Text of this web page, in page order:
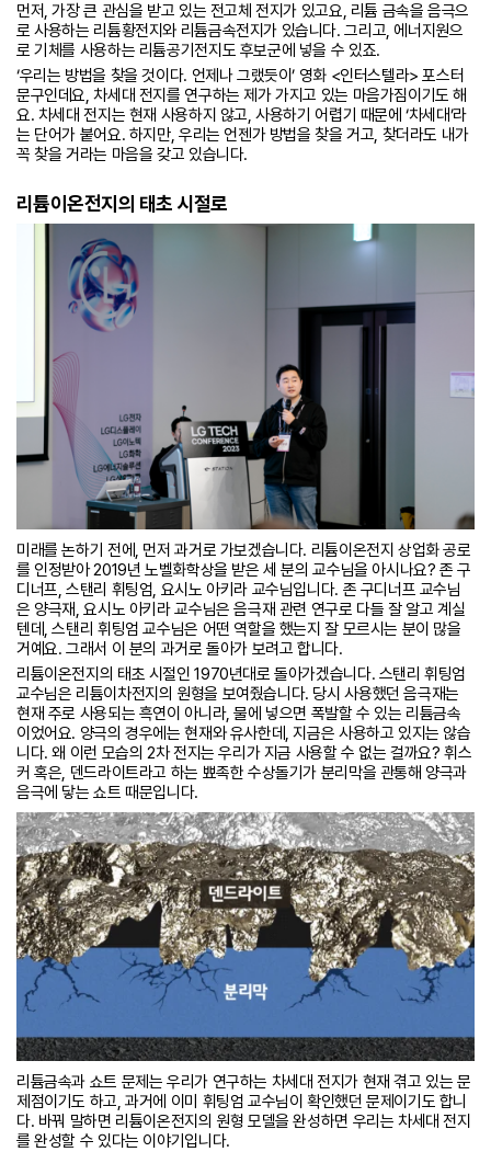
먼저, 가장 큰 관심을 받고 있는 전고체 전지가 있고요, 리튬 금속을 음극으
로 사용하는 리튬황전지와 리튬금속전지가 있습니다. 그리고, 에너지원으
로 기체를 사용하는 리튬공기전지도 후보군에 넣을 수 있죠.
‘우리는 방법을 찾을 것이다. 언제나 그랬듯이’ 영화 <인터스텔라> 포스터
문구인데요, 차세대 전지를 연구하는 제가 가지고 있는 마음가짐이기도 해
요. 차세대 전지는 현재 사용하지 않고, 사용하기 어렵기 때문에 ‘차세대’라
는 단어가 붙어요. 하지만, 우리는 언젠가 방법을 찾을 거고, 찾더라도 내가
꼭 찾을 거라는 마음을 갖고 있습니다.
리튬이온전지의 태초 시절로
미래를 논하기 전에, 먼저 과거로 가보겠습니다. 리튬이온전지 상업화 공로
를 인정받아 2019년 노벨화학상을 받은 세 분의 교수님을 아시나요? 존 구
디너프, 스탠리 휘팅엄, 요시노 아키라 교수님입니다. 존 구디너프 교수님
은 양극재, 요시노 아키라 교수님은 음극재 관련 연구로 다들 잘 알고 계실
텐데, 스탠리 휘팅엄 교수님은 어떤 역할을 했는지 잘 모르시는 분이 많을
거예요. 그래서 이 분의 과거로 돌아가 보려고 합니다.
리튬이온전지의 태초 시절인 1970년대로 돌아가겠습니다. 스탠리 휘팅엄
교수님은 리튬이차전지의 원형을 보여줬습니다. 당시 사용했던 음극재는
현재 주로 사용되는 흑연이 아니라, 물에 넣으면 폭발할 수 있는 리튬금속
이었어요. 양극의 경우에는 현재와 유사한데, 지금은 사용하고 있지는 않습
니다. 왜 이런 모습의 2차 전지는 우리가 지금 사용할 수 없는 걸까요? 휘스
커 혹은, 덴드라이트라고 하는 뾰족한 수상돌기가 분리막을 관통해 양극과
음극에 닿는 쇼트 때문입니다.
리튬금속과 쇼트 문제는 우리가 연구하는 차세대 전지가 현재 겪고 있는 문
제점이기도 하고, 과거에 이미 휘팅엄 교수님이 확인했던 문제이기도 합니
다. 바꿔 말하면 리튬이온전지의 원형 모델을 완성하면 우리는 차세대 전지
를 완성할 수 있다는 이야기입니다.